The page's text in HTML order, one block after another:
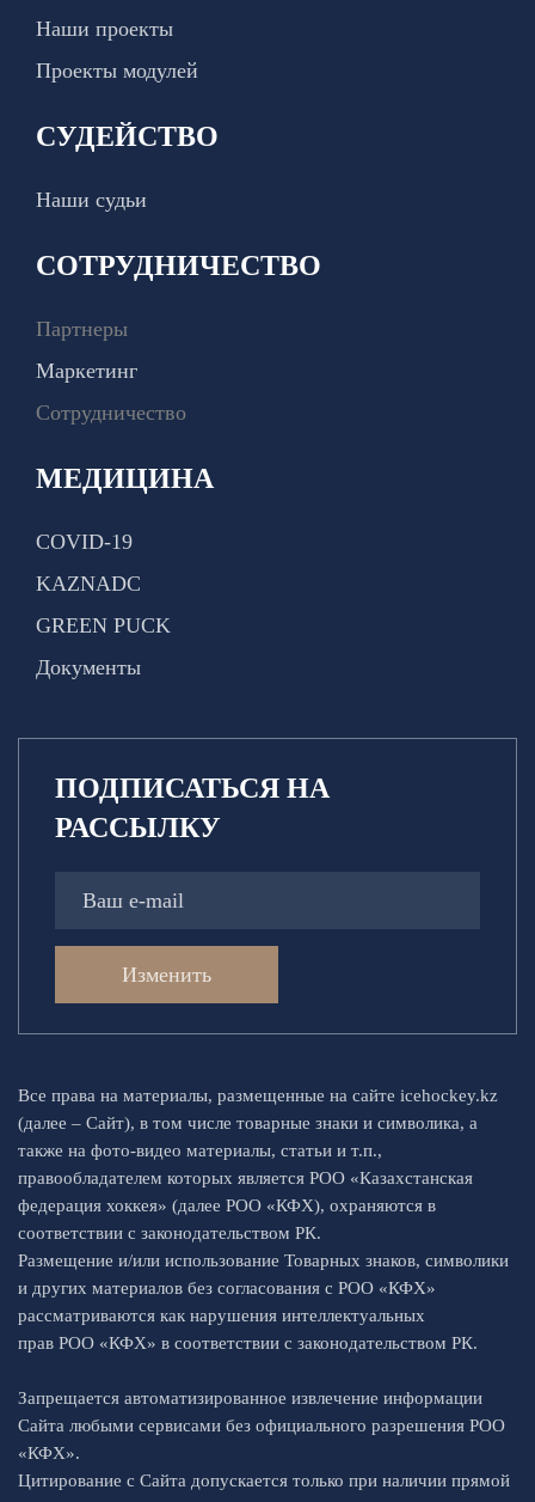
Наши проекты
Проекты модулей
СУДЕЙСТВО
Наши судьи
СОТРУДНИЧЕСТВО
Партнеры
Маркетинг
Сотрудничество
МЕДИЦИНА
COVID-19
KAZNADC
GREEN PUCK
Документы
ПОДПИСАТЬСЯ НА
РАССЫЛКУ
Изменить
Все права на материалы, размещенные на сайте icehockey.kz
(далее – Сайт), в том числе товарные знаки и символика, а
также на фото-видео материалы, статьи и т.п.,
правообладателем которых является РОО «Казахстанская
федерация хоккея» (далее РОО «КФХ), охраняются в
соответствии с законодательством РК.
Размещение и/или использование Товарных знаков, символики
и других материалов без согласования с РОО «КФХ»
рассматриваются как нарушения интеллектуальных
прав РОО «КФХ» в соответствии с законодательством РК.
Запрещается автоматизированное извлечение информации
Сайта любыми сервисами без официального разрешения РОО
«КФХ».
Цитирование с Сайта допускается только при наличии прямой